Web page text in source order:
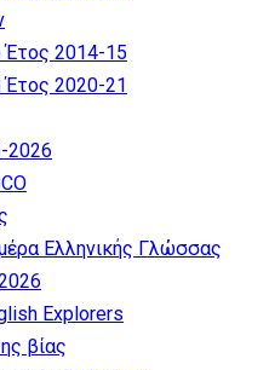
Έτος 2014-15
Έτος 2020-21
2026
Ελληνικής Γλώσσας
Explorers
βίας